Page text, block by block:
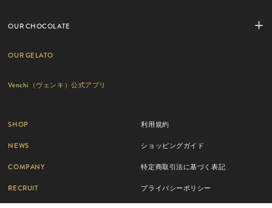
OUR CHOCOLATE
OUR GELATO
Venchi（ヴェンキ）公式アプリ
SHOP
NEWS
COMPANY
RECRUIT
利用規約
ショッピングガイド
特定商取引法に基づく表記
プライバシーポリシー